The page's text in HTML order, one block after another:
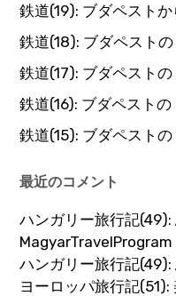
鉄道(19): ブダペスト
鉄道(18): ブダペスト
鉄道(17): ブダペスト
鉄道(16): ブダペスト
鉄道(15): ブダペスト
最近のコメント
ハンガリー旅行記(49):
MagyarTravelProgram
ハンガリー旅行記(49):
ヨーロッパ旅行記